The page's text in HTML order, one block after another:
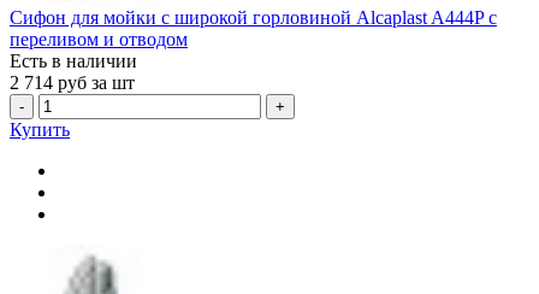
Сифон для мойки с широкой горловиной Alcaplast A444P с
переливом и отводом
Есть в наличии
2 714 руб за шт
- +
Купить